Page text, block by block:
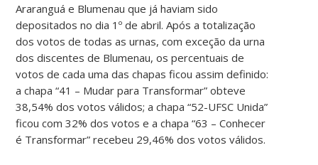
Araranguá e Blumenau que já haviam sido
depositados no dia 1º de abril. Após a totalização
dos votos de todas as urnas, com exceção da urna
dos discentes de Blumenau, os percentuais de
votos de cada uma das chapas ficou assim definido:
a chapa “41 – Mudar para Transformar” obteve
38,54% dos votos válidos; a chapa “52-UFSC Unida”
ficou com 32% dos votos e a chapa “63 – Conhecer
é Transformar” recebeu 29,46% dos votos válidos.